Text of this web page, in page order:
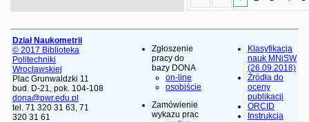
Dział Naukometrii
© 2017 Biblioteka
Politechniki
Wrocławskiej
Plac Grunwaldzki 11
bud. D-21, pok. 104-108
dona@pwr.edu.pl
tel. 71 320 31 63, 71
320 31 61
Zgłoszenie
pracy do
bazy DONA
on-line
osobiście
Zamówienie
wykazu prac
Klasyfikacja
nauk MNiSW
(26.09.2018)
Źródła do
oceny
publikacji
ORCID
Instrukcja